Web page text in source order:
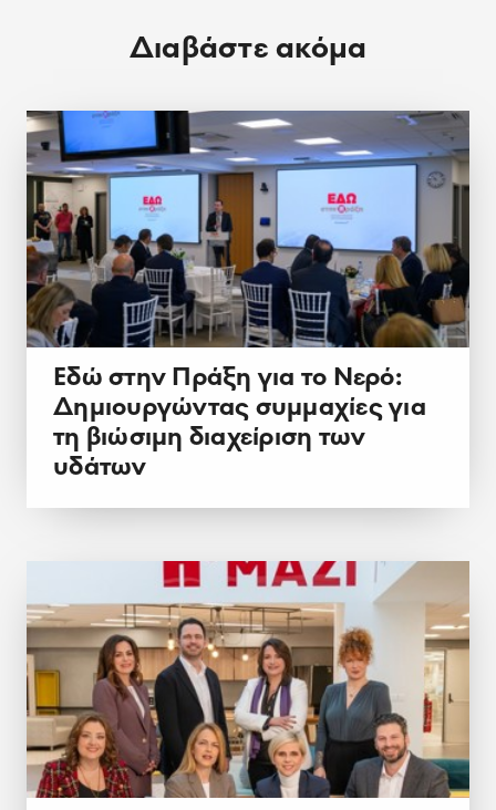
Διαβάστε ακόμα
Εδώ στην Πράξη για το Νερό:
Δημιουργώντας συμμαχίες για
τη βιώσιμη διαχείριση των
υδάτων